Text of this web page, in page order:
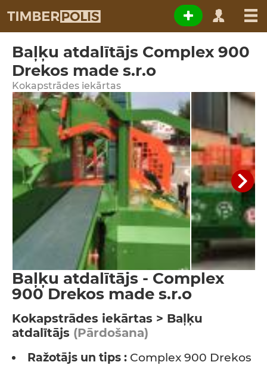
Baļķu atdalītājs Complex 900
Drekos made s.r.o
Kokapstrādes iekārtas
Baļķu atdalītājs - Complex
900 Drekos made s.r.o
Kokapstrādes iekārtas > Baļķu
atdalītājs (Pārdošana)
Ražotājs un tips : Complex 900 Drekos